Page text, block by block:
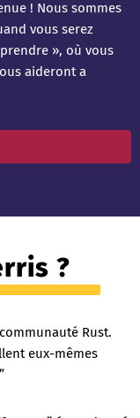
! Nous sommes
vous serez
», où vous
aideront a
?
Rust.
eux-mêmes